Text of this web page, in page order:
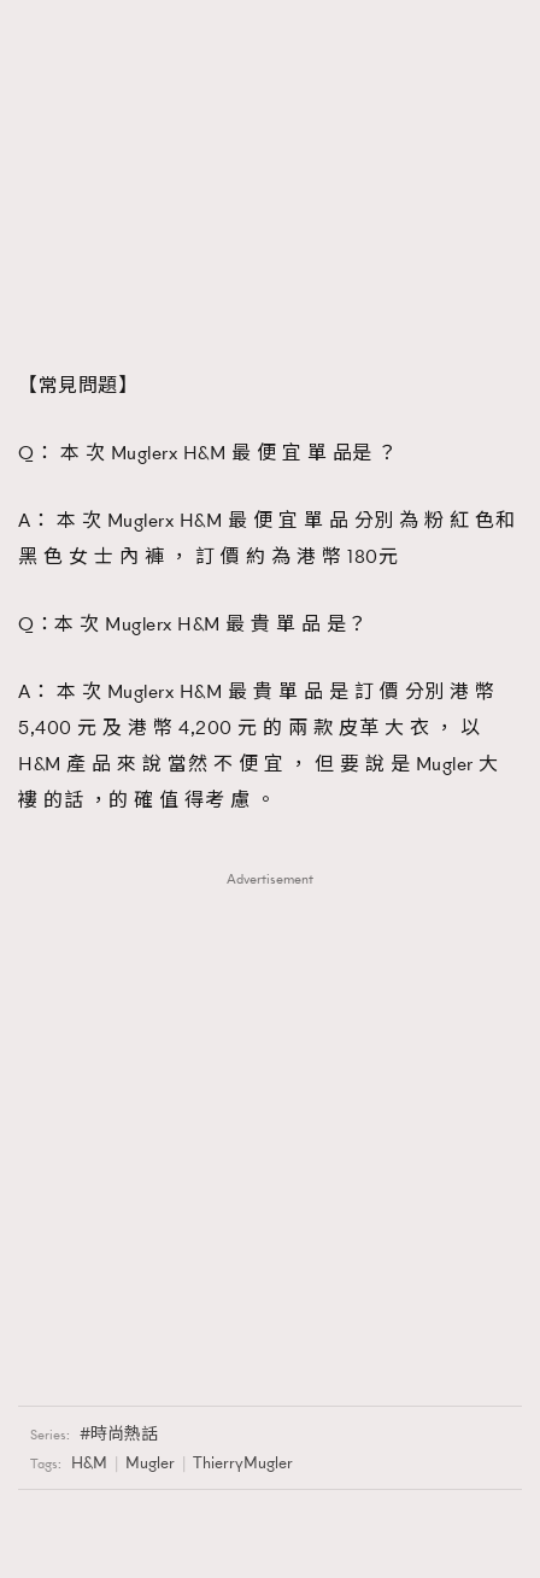
【常見問題】
Q： 本 次 Muglerx H&M 最 便 宜 單 品是 ？
A： 本 次 Muglerx H&M 最 便 宜 單 品 分別 為 粉 紅 色和
黑 色 女 士 內 褲 ， 訂 價 約 為 港 幣 180元
Q：本 次 Muglerx H&M 最 貴 單 品 是？
A： 本 次 Muglerx H&M 最 貴 單 品 是 訂 價 分別 港 幣
5,400 元 及 港 幣 4,200 元 的 兩 款 皮革 大 衣 ， 以
H&M 產 品 來 說 當然 不 便 宜 ， 但 要 說 是 Mugler 大
褸 的話 ，的 確 值 得考 慮 。
Advertisement
Series: 時尚熱話
Tags: H&M Mugler ThierryMugler